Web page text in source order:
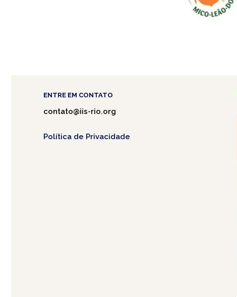
ENTRE EM CONTATO
contato@iis-rio.org
Política de Privacidade